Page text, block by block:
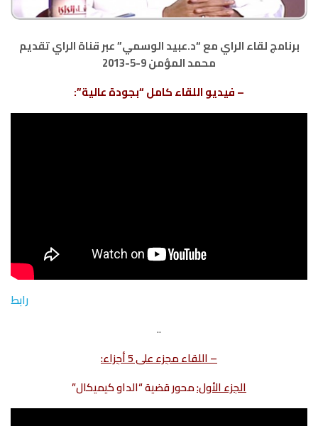
برنامج لقاء الراي مع “د.عبيد الوسمي” عبر قناة الراي تقديم
محمد المؤمن 9-5-2013
– فيديو اللقاء كامل “بجودة عالية”:
رابط
..
– اللقاء مجزء على 5 أجزاء:
الجزء الأول:محور قضية “الداو كيميكال”